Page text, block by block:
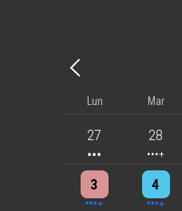
Precedente - Mese
Lun Mar
27
3 events 28
4 events
3
4 events 4
4 events